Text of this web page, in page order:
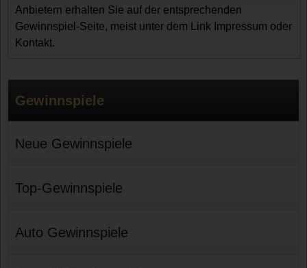
Anbietern erhalten Sie auf der entsprechenden
Gewinnspiel-Seite, meist unter dem Link Impressum oder
Kontakt.
Gewinnspiele
Neue Gewinnspiele
Top-Gewinnspiele
Auto Gewinnspiele